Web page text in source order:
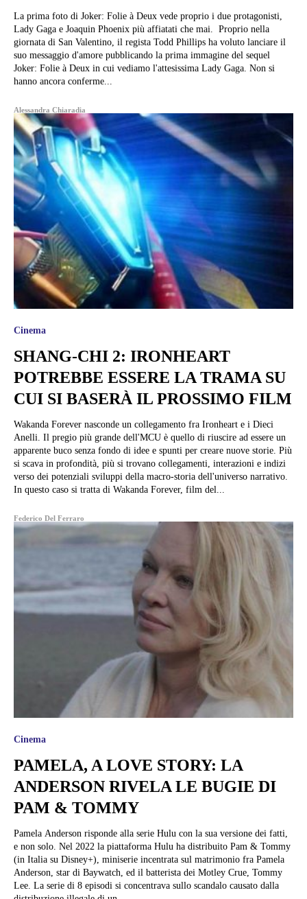
La prima foto di Joker: Folie à Deux vede proprio i due protagonisti,
Lady Gaga e Joaquin Phoenix più affiatati che mai. Proprio nella
giornata di San Valentino, il regista Todd Phillips ha voluto lanciare il
suo messaggio d'amore pubblicando la prima immagine del sequel
Joker: Folie à Deux in cui vediamo l'attesissima Lady Gaga. Non si
hanno ancora conferme...
Alessandra Chiaradia
Cinema
SHANG-CHI 2: IRONHEART
POTREBBE ESSERE LA TRAMA SU
CUI SI BASERÀ IL PROSSIMO FILM
Wakanda Forever nasconde un collegamento fra Ironheart e i Dieci
Anelli. Il pregio più grande dell'MCU è quello di riuscire ad essere un
apparente buco senza fondo di idee e spunti per creare nuove storie. Più
si scava in profondità, più si trovano collegamenti, interazioni e indizi
verso dei potenziali sviluppi della macro-storia dell'universo narrativo.
In questo caso si tratta di Wakanda Forever, film del...
Federico Del Ferraro
Cinema
PAMELA, A LOVE STORY: LA
ANDERSON RIVELA LE BUGIE DI
PAM & TOMMY
Pamela Anderson risponde alla serie Hulu con la sua versione dei fatti,
e non solo. Nel 2022 la piattaforma Hulu ha distribuito Pam & Tommy
(in Italia su Disney+), miniserie incentrata sul matrimonio fra Pamela
Anderson, star di Baywatch, ed il batterista dei Motley Crue, Tommy
Lee. La serie di 8 episodi si concentrava sullo scandalo causato dalla